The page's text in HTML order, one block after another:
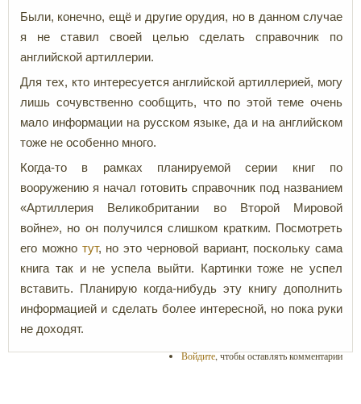
Были, конечно, ещё и другие орудия, но в данном случае
я не ставил своей целью сделать справочник по
английской артиллерии.
Для тех, кто интересуется английской артиллерией, могу
лишь сочувственно сообщить, что по этой теме очень
мало информации на русском языке, да и на английском
тоже не особенно много.
Когда-то в рамках планируемой серии книг по
вооружению я начал готовить справочник под названием
«Артиллерия Великобритании во Второй Мировой
войне», но он получился слишком кратким. Посмотреть
его можно тут, но это черновой вариант, поскольку сама
книга так и не успела выйти. Картинки тоже не успел
вставить. Планирую когда-нибудь эту книгу дополнить
информацией и сделать более интересной, но пока руки
не доходят.
Войдите, чтобы оставлять комментарии